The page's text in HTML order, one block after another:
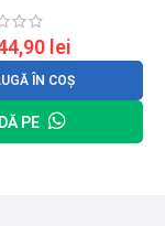
lei
ÎN COȘ
PE